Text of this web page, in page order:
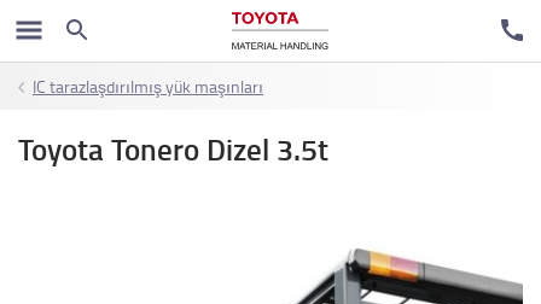
IC tarazlaşdırılmış yük maşınları
Toyota Tonero Dizel 3.5t